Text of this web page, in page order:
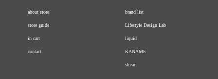
about store
store guide
in cart
contact
brand list
Lifestyle Design Lab
liquid
KANAME
shisui